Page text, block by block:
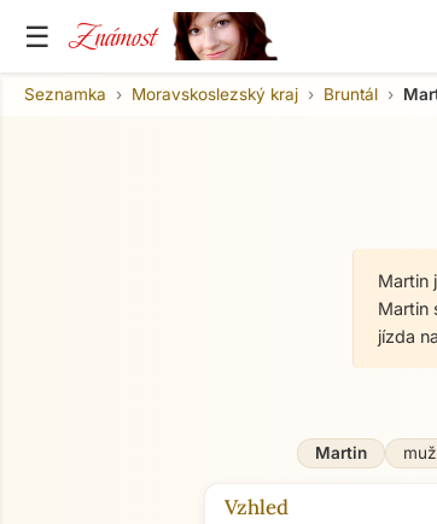
☰ Známost
Seznamka Moravskoslezský kraj Bruntál
Martin
Martin
jízda
Martin muž
Vzhled